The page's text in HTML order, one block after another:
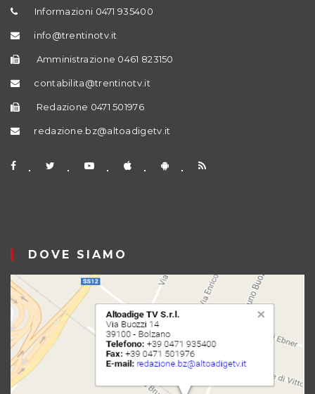
Informazioni 0471 935400
info@trentinotv.it
Amministrazione 0461 823150
contabilita@trentinotv.it
Redazione 0471 501976
redazione.bz@altoadigetv.it
DOVE SIAMO